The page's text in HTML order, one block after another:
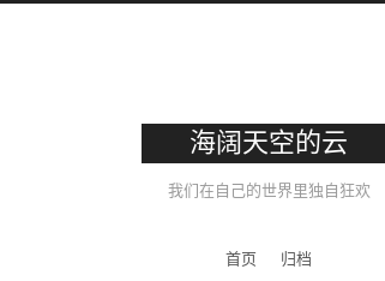
海阔天空的云
我们在自己的世界里独自狂欢
首页 归档